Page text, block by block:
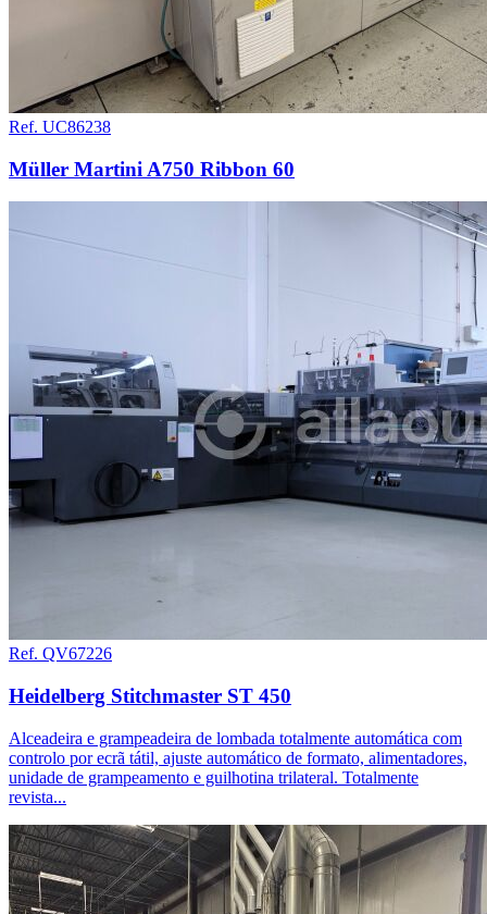
Ref. UC86238
Müller Martini A750 Ribbon 60
Ref. QV67226
Heidelberg Stitchmaster ST 450
Alceadeira e grampeadeira de lombada totalmente automática com
controlo por ecrã tátil, ajuste automático de formato, alimentadores,
unidade de grampeamento e guilhotina trilateral. Totalmente
revista...